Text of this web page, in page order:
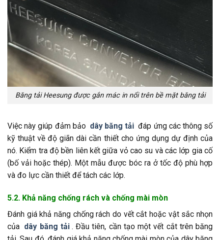
Băng tải Heesung được gắn mác in nổi trên bề mặt băng tải
Việc này giúp đảm bảo dây băng tải đáp ứng các thông số
kỹ thuật về độ giãn dài cần thiết cho ứng dụng dự định của
nó. Kiểm tra độ bền liên kết giữa vỏ cao su và các lớp gia cố
(bố vải hoặc thép). Một mẫu được bóc ra ở tốc độ phù hợp
và đo lực cần thiết để tách các lớp.
5.2. Khả năng chống rách và chống mài mòn
Đánh giá khả năng chống rách do vết cắt hoặc vật sắc nhọn
của dây băng tải . Đầu tiên, cần tạo một vết cắt trên băng